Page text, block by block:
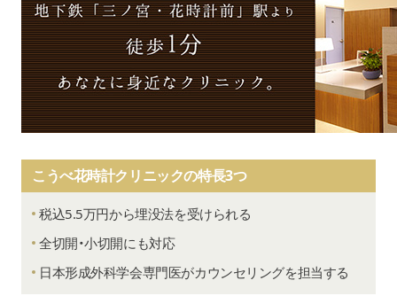
こうべ花時計クリニックの特長3つ
税込5.5万円から埋没法を受けられる
全切開・小切開にも対応
日本形成外科学会専門医がカウンセリングを担当する